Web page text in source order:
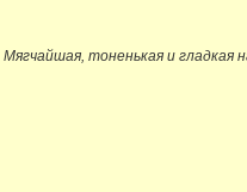
тоненькая и